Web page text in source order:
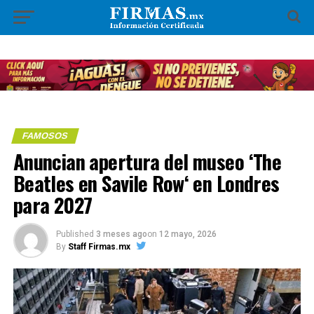
FAMOSOS
Anuncian apertura del museo ‘The
Beatles en Savile Row‘ en Londres
para 2027
Published 3 meses agoon 12 mayo, 2026
By Staff Firmas.mx